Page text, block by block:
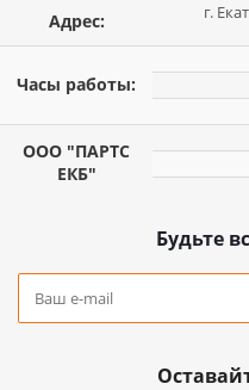
Адрес:
г.
Часы работы:
ООО "ПАРТС
ЕКБ"
Будьте